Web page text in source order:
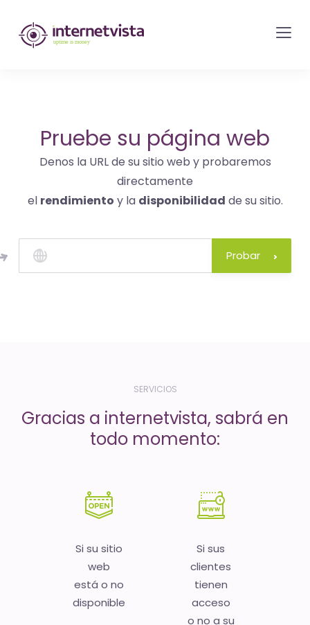
Monitorización
de
del
sitio
web
los
servicios
de
oro
Pruebe su página web
Denos la URL de su sitio web y probaremos
directamente
el rendimiento y la disponibilidad de su sitio.
Probar
SERVICIOS
Gracias a internetvista, sabrá en
todo momento:
Si su sitio
web
está o no
disponible
Si sus
clientes
tienen
acceso
o no a su